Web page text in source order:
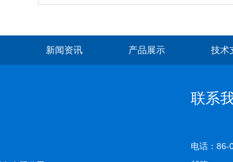
新闻资讯 产品展示 技术
联系
电话：86-